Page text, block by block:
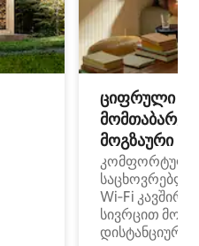
ციფრული
მოგზაური
კომფორტული
Wi‑Fi
სივრცით
დისტანციური